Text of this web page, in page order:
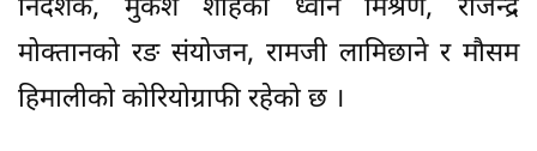
निर्देशक, मुकेश शाहको ध्वनि मिश्रण, राजेन्द्र
मोक्तानको रङ संयोजन, रामजी लामिछाने र मौसम
हिमालीको कोरियोग्राफी रहेको छ ।